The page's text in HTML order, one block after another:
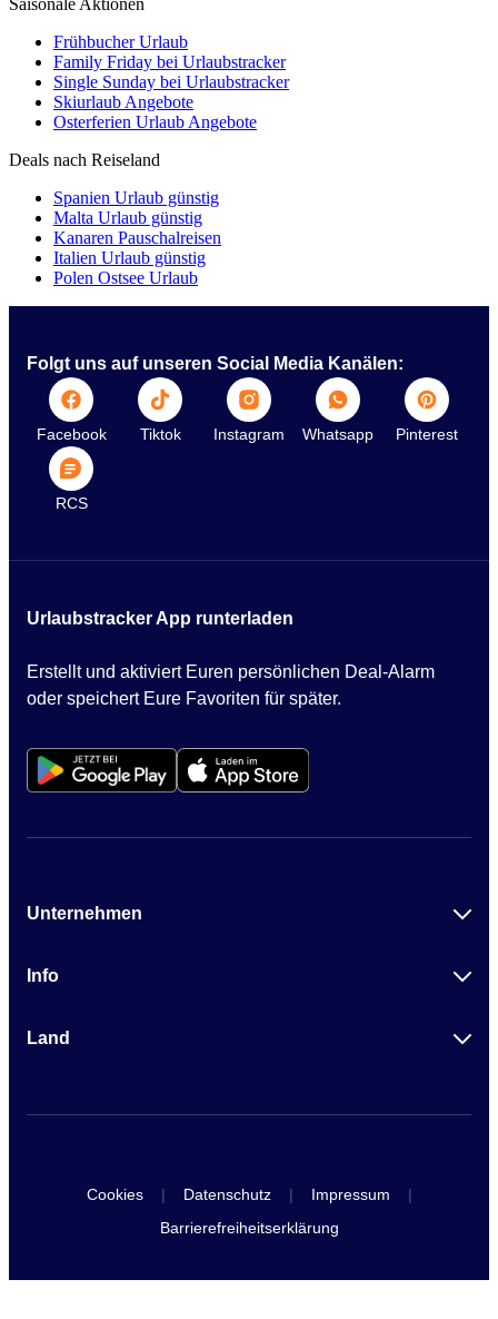
Saisonale Aktionen
Frühbucher Urlaub
Family Friday bei Urlaubstracker
Single Sunday bei Urlaubstracker
Skiurlaub Angebote
Osterferien Urlaub Angebote
Deals nach Reiseland
Spanien Urlaub günstig
Malta Urlaub günstig
Kanaren Pauschalreisen
Italien Urlaub günstig
Polen Ostsee Urlaub